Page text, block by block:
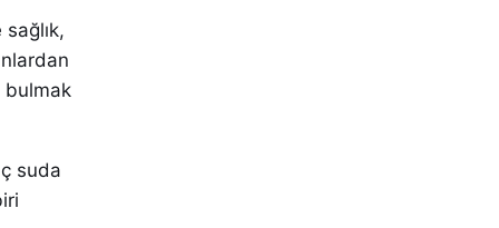
bulmak
suda